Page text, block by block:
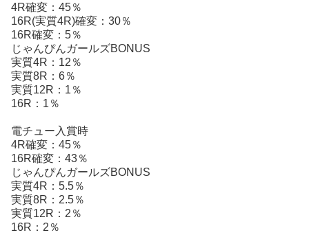
4R確変：45％
16R(実質4R)確変：30％
16R確変：5％
じゃんぴんガールズBONUS
実質4R：12％
実質8R：6％
実質12R：1％
16R：1％
電チュー入賞時
4R確変：45％
16R確変：43％
じゃんぴんガールズBONUS
実質4R：5.5％
実質8R：2.5％
実質12R：2％
16R：2％